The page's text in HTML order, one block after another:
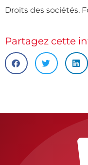
Droits des sociétés,
Partagez cette